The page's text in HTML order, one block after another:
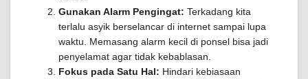
Gunakan Alarm Pengingat: Terkadang kita
terlalu asyik berselancar di internet sampai lupa
waktu. Memasang alarm kecil di ponsel bisa jadi
penyelamat agar tidak kebablasan.
Fokus pada Satu Hal: Hindari kebiasaan